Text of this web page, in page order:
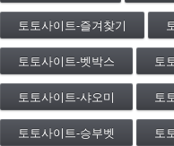
토토사이트-즐겨찾기
토토사이트-벳박스 토
토토사이트-샤오미 토
토토사이트-승부벳 토